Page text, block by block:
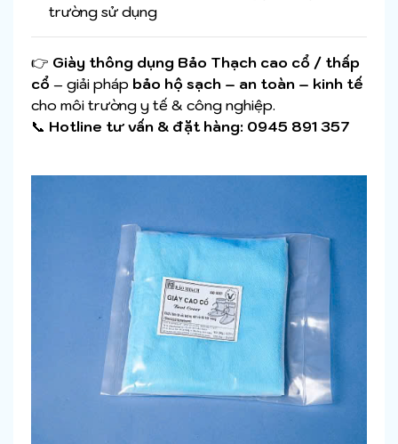
trường sử dụng
👉 Giày thông dụng Bảo Thạch cao cổ / thấp
cổ – giải pháp bảo hộ sạch – an toàn – kinh tế
cho môi trường y tế & công nghiệp.
📞 Hotline tư vấn & đặt hàng: 0945 891 357